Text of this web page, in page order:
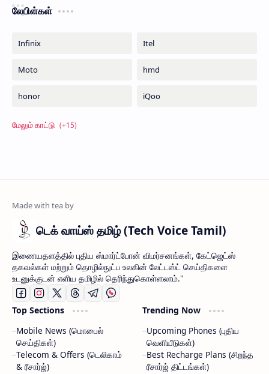
லேபிள்கள்
டெக் வாய்ஸ் தமிழ் (Tech Voice Tamil)
இணையதளத்தில் புதிய ஸ்மார்ட்போன் விமர்சனங்கள், கேட்ஜெட்ஸ்
தகவல்கள் மற்றும் தொழில்நுட்ப உலகின் லேட்டஸ்ட் செய்திகளை
உடனுக்குடன் எளிய தமிழில் தெரிந்துகொள்ளலாம்."
Top Sections
Mobile News (மொபைல்
செய்திகள்)
Telecom & Offers (டெலிகாம்
& ரீசார்ஜ்)
Trending Now
Upcoming Phones (புதிய
வெளியீடுகள்)
Best Recharge Plans (சிறந்த
ரீசார்ஜ் திட்டங்கள்)